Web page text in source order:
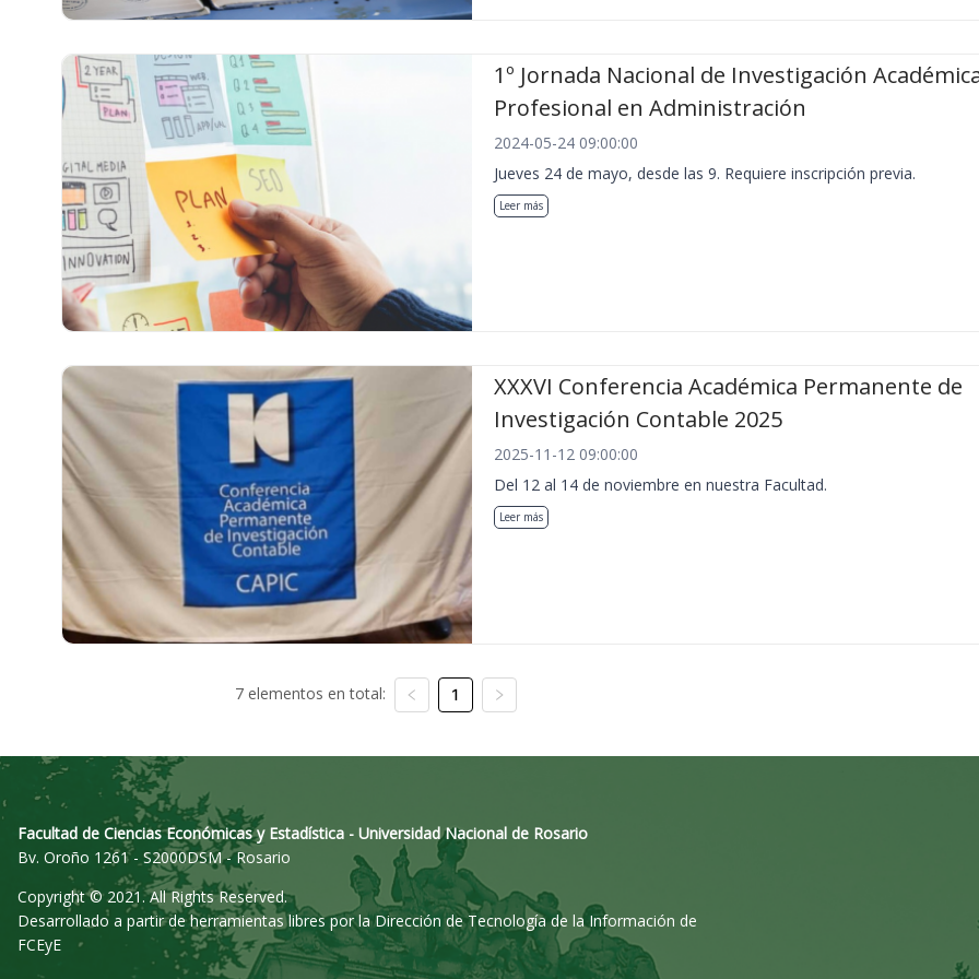
1º Jornada Nacional de Investigación
Profesional en Administración
2024-05-24 09:00:00
Jueves 24 de mayo, desde las 9. Requiere inscripción previa.
Leer más
XXXVI Conferencia Académica Permanente de
Investigación Contable 2025
2025-11-12 09:00:00
Del 12 al 14 de noviembre en nuestra Facultad.
Leer más
7 elementos en total: 1
Facultad de Ciencias Económicas y Estadística - Universidad Nacional de Rosario
Bv. Oroño 1261 - S2000DSM - Rosario
Copyright © 2021. All Rights Reserved.
Desarrollado a partir de herramientas libres por la Dirección de Tecnología de la Información de
FCEyE